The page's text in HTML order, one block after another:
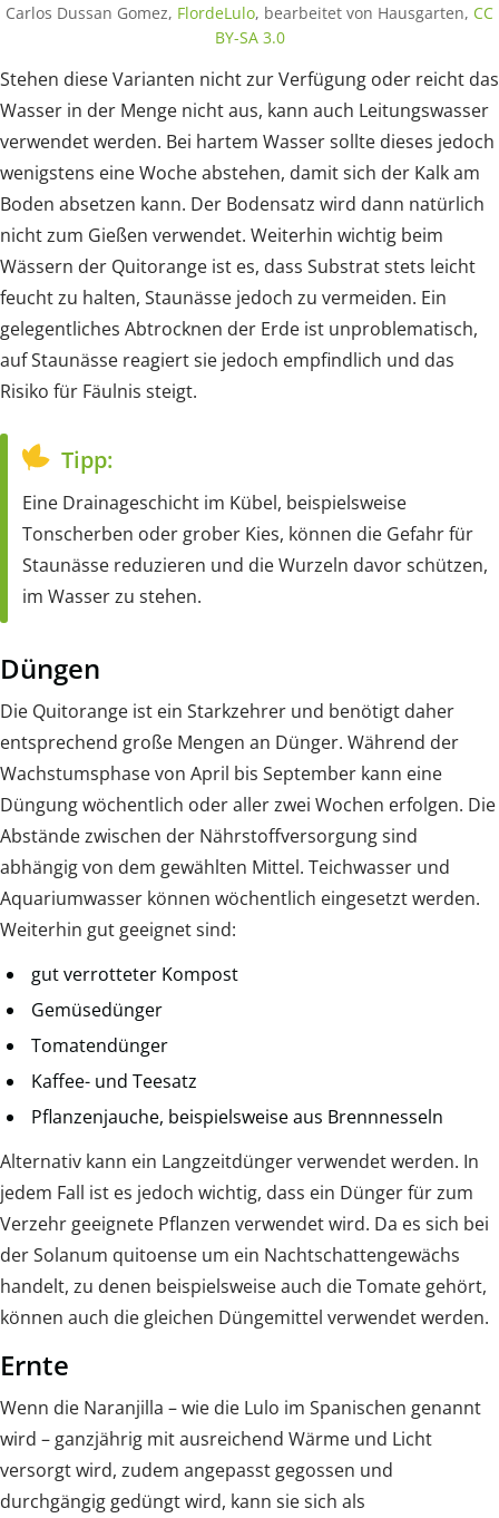
Carlos Dussan Gomez, FlordeLulo, bearbeitet von Hausgarten, CC
BY-SA 3.0
Stehen diese Varianten nicht zur Verfügung oder reicht das
Wasser in der Menge nicht aus, kann auch Leitungswasser
verwendet werden. Bei hartem Wasser sollte dieses jedoch
wenigstens eine Woche abstehen, damit sich der Kalk am
Boden absetzen kann. Der Bodensatz wird dann natürlich
nicht zum Gießen verwendet. Weiterhin wichtig beim
Wässern der Quitorange ist es, dass Substrat stets leicht
feucht zu halten, Staunässe jedoch zu vermeiden. Ein
gelegentliches Abtrocknen der Erde ist unproblematisch,
auf Staunässe reagiert sie jedoch empfindlich und das
Risiko für Fäulnis steigt.
Tipp:
Eine Drainageschicht im Kübel, beispielsweise
Tonscherben oder grober Kies, können die Gefahr für
Staunässe reduzieren und die Wurzeln davor schützen,
im Wasser zu stehen.
Düngen
Die Quitorange ist ein Starkzehrer und benötigt daher
entsprechend große Mengen an Dünger. Während der
Wachstumsphase von April bis September kann eine
Düngung wöchentlich oder aller zwei Wochen erfolgen. Die
Abstände zwischen der Nährstoffversorgung sind
abhängig von dem gewählten Mittel. Teichwasser und
Aquariumwasser können wöchentlich eingesetzt werden.
Weiterhin gut geeignet sind:
gut verrotteter Kompost
Gemüsedünger
Tomatendünger
Kaffee- und Teesatz
Pflanzenjauche, beispielsweise aus Brennnesseln
Alternativ kann ein Langzeitdünger verwendet werden. In
jedem Fall ist es jedoch wichtig, dass ein Dünger für zum
Verzehr geeignete Pflanzen verwendet wird. Da es sich bei
der Solanum quitoense um ein Nachtschattengewächs
handelt, zu denen beispielsweise auch die Tomate gehört,
können auch die gleichen Düngemittel verwendet werden.
Ernte
Wenn die Naranjilla – wie die Lulo im Spanischen genannt
wird – ganzjährig mit ausreichend Wärme und Licht
versorgt wird, zudem angepasst gegossen und
durchgängig gedüngt wird, kann sie sich als